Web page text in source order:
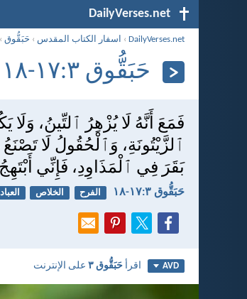
DailyVerses.net
DailyVerses.net
› اسفار الكتاب المقدس › حَبَقُّوق
حَبَقُّوق ٣:‏١٧-‏١٨
فَمَعَ أَنَّهُ لَا يُزْهِرُ ٱلتِّينُ،
ٱلزَّيْتُونَةِ، وَٱلْحُقُولُ لَا
بَقَرَ فِي ٱلْمَذَاوِدِ، فَإِنِّي
حَبَقُّوق ٣:‏١٧-‏١٨ الفرح الخلاص
AVD اقرأحَبَقُّوق ٣ على الإنترنت